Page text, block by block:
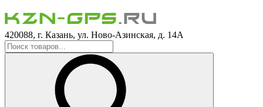
420088, г. Казань, ул. Ново-Азинская, д. 14А